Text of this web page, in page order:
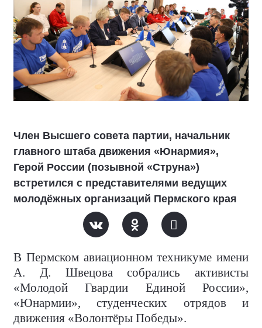
Член Высшего совета партии, начальник
главного штаба движения «Юнармия»,
Герой России (позывной «Струна»)
встретился с представителями ведущих
молодёжных организаций Пермского края
В Пермском авиационном техникуме имени
А. Д. Швецова собрались активисты
«Молодой Гвардии Единой России»,
«Юнармии», студенческих отрядов и
движения «Волонтёры Победы».